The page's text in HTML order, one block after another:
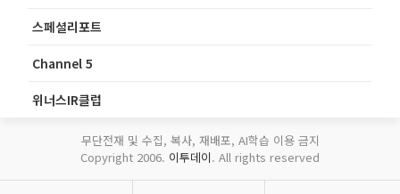
스페셜리포트
Channel 5
위너스IR클럽
무단전재 및 수집, 복사, 재배포, AI학습 이용 금지
Copyright 2006. 이투데이. All rights reserved